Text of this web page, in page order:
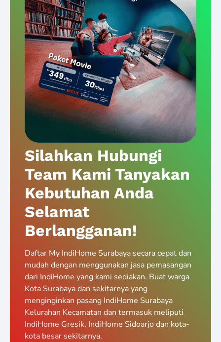
Silahkan Hubungi
Team Kami Tanyakan
Kebutuhan Anda
Selamat
Berlangganan!
Daftar My IndiHome Surabaya secara cepat dan
mudah dengan menggunakan jasa pemasangan
dari IndiHome yang kami sediakan. Buat warga
Kota Surabaya dan sekitarnya yang
menginginkan pasang IndiHome Surabaya
Kelurahan Kecamatan dan termasuk meliputi
IndiHome Gresik, IndiHome Sidoarjo dan kota-
kota besar sekitarnya.